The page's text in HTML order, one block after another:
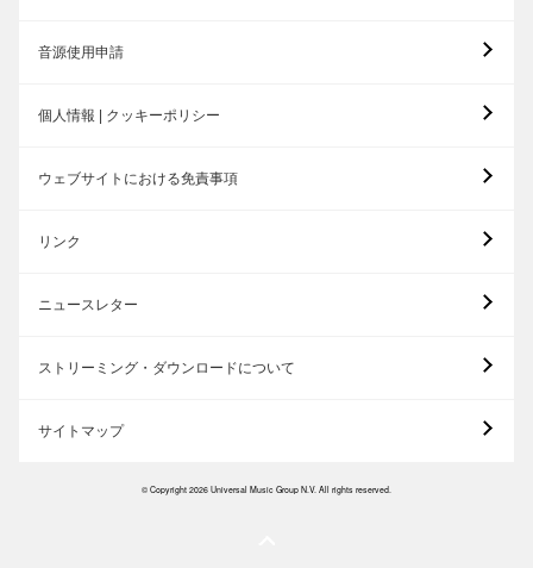
音源使用申請
個人情報 | クッキーポリシー
ウェブサイトにおける免責事項
リンク
ニュースレター
ストリーミング・ダウンロードについて
サイトマップ
© Copyright 2026 Universal Music Group N.V. All rights reserved.